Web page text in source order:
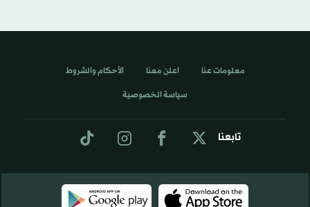
تابعنا
معلومات عنا اعلن معنا الأحكام والشروط
سياسة الخصوصية